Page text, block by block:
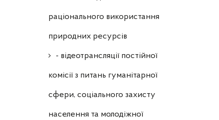
раціонального використання
природних ресурсів
- відеотрансляції постійної
комісії з питань гуманітарної
сфери, соціального захисту
населення та молодіжної